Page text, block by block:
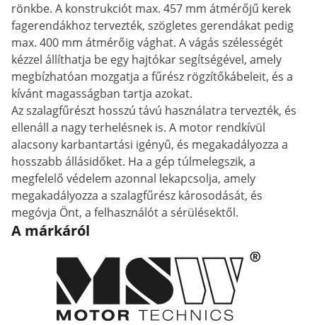
rönkbe. A konstrukciót max. 457 mm átmérőjű kerek
fagerendákhoz tervezték, szögletes gerendákat pedig
max. 400 mm átmérőig vághat. A vágás szélességét
kézzel állíthatja be egy hajtókar segítségével, amely
megbízhatóan mozgatja a fűrész rögzítőkábeleit, és a
kívánt magasságban tartja azokat.
Az szalagfűrészt hosszú távú használatra tervezték, és
ellenáll a nagy terhelésnek is. A motor rendkívül
alacsony karbantartási igényű, és megakadályozza a
hosszabb állásidőket. Ha a gép túlmelegszik, a
megfelelő védelem azonnal lekapcsolja, amely
megakadályozza a szalagfűrész károsodását, és
megóvja Önt, a felhasználót a sérülésektől.
A márkáról